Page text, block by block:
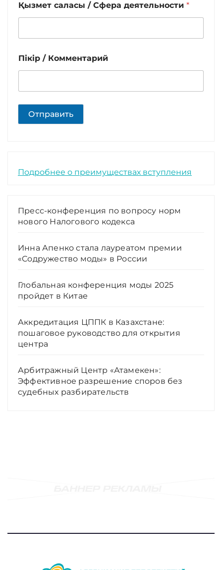
Қызмет саласы / Сфера деятельности *
Пікір / Комментарий
Отправить
Подробнее о преимуществах вступления
Пресс-конференция по вопросу норм
нового Налогового кодекса
Инна Апенко стала лауреатом премии
«Содружество моды» в России
Глобальная конференция моды 2025
пройдет в Китае
Аккредитация ЦППК в Казахстане:
пошаговое руководство для открытия
центра
Арбитражный Центр «Атамекен»:
Эффективное разрешение споров без
судебных разбирательств